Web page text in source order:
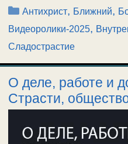
Рубрики
Антихрист, Ближний,
Видеоролики-2025,
Сладострастие
О деле, работе и
Страсти,